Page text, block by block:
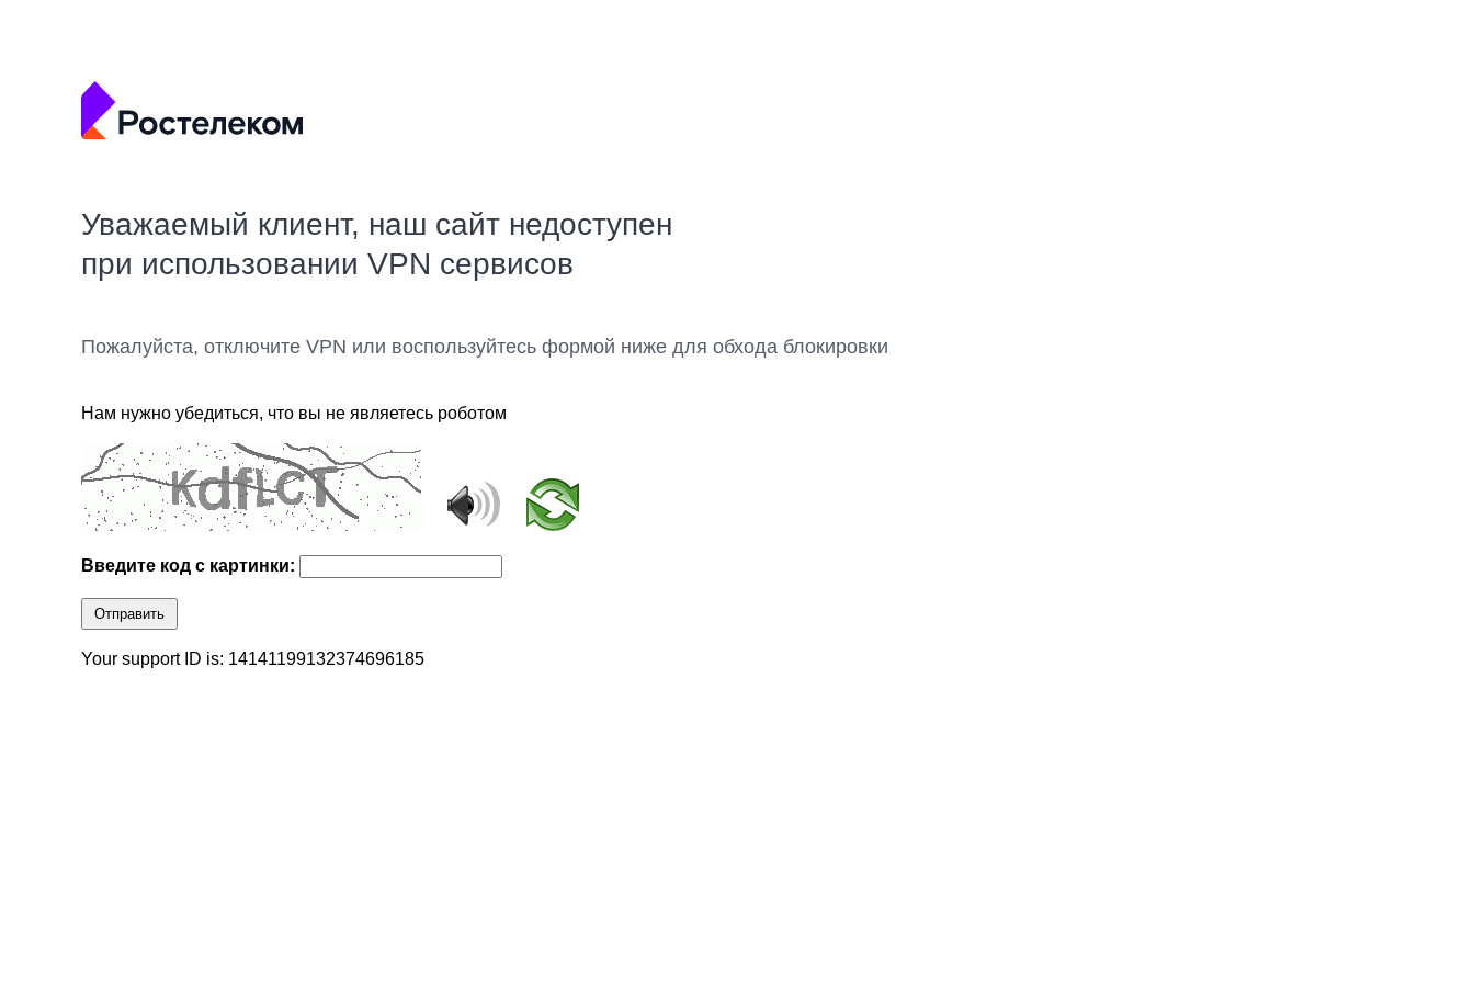
Уважаемый клиент, наш сайт недоступен
при использовании VPN сервисов
Пожалуйста, отключите VPN или воспользуйтесь формой ниже для обхода блокировки
Нам нужно убедиться, что вы не являетесь роботом
Введите код с картинки:
Отправить
Your support ID is: 14141199132374696185